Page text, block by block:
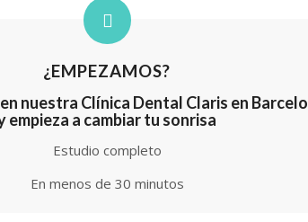
¿EMPEZAMOS?
nuestra Clínica Dental Claris en
empieza a cambiar tu sonrisa
Estudio completo
En menos de 30 minutos